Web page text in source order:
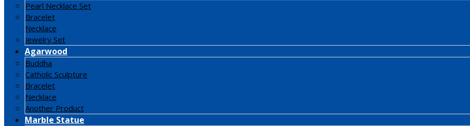
Pearl Necklace Set
Bracelet
Necklace
Jewelry Set
Agarwood
Buddha
Catholic Sculpture
Bracelet
Necklace
Another Product
Marble Statue